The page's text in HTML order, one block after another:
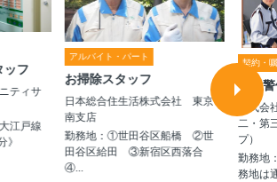
ッフ
ティサ
江戸線
》
アルバイト・パート
お掃除スタッフ
日本総合住生活株式会社 東京
南支店
勤務地：①世田谷区船橋 ②世
田谷区給田 ③新宿区西落合
④...
契約・
施設
株式
二・第
プ）
勤務地
務地は